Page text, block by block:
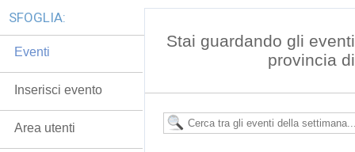
Stai guardando gli
provincia
SFOGLIA:
Eventi
Inserisci evento
Area utenti